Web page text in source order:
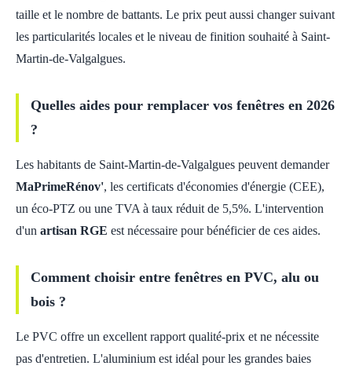
taille et le nombre de battants. Le prix peut aussi changer suivant
les particularités locales et le niveau de finition souhaité à Saint-
Martin-de-Valgalgues.
Quelles aides pour remplacer vos fenêtres en 2026
?
Les habitants de Saint-Martin-de-Valgalgues peuvent demander
MaPrimeRénov', les certificats d'économies d'énergie (CEE),
un éco-PTZ ou une TVA à taux réduit de 5,5%. L'intervention
d'un artisan RGE est nécessaire pour bénéficier de ces aides.
Comment choisir entre fenêtres en PVC, alu ou
bois ?
Le PVC offre un excellent rapport qualité-prix et ne nécessite
pas d'entretien. L'aluminium est idéal pour les grandes baies